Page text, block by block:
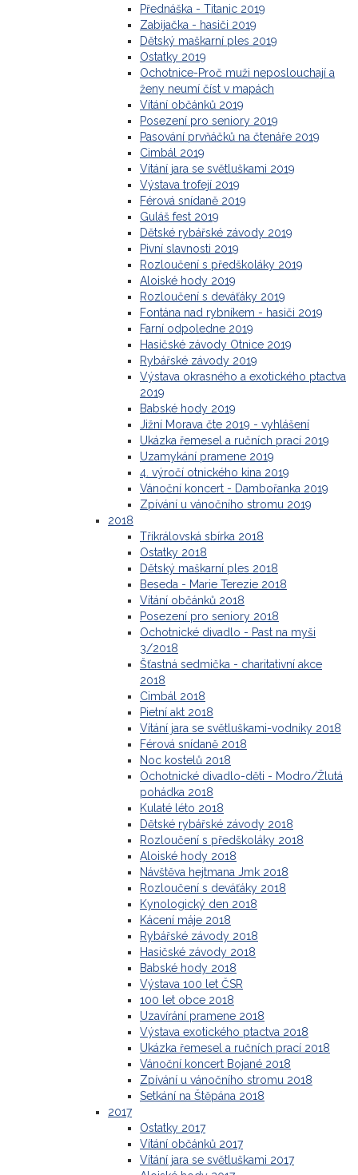
Přednáška - Titanic 2019
Zabijačka - hasiči 2019
Dětský maškarní ples 2019
Ostatky 2019
Ochotnice-Proč muži neposlouchají a
ženy neumí číst v mapách
Vítání občánků 2019
Posezení pro seniory 2019
Pasování prvňáčků na čtenáře 2019
Cimbál 2019
Vítání jara se světluškami 2019
Výstava trofejí 2019
Férová snídaně 2019
Guláš fest 2019
Dětské rybářské závody 2019
Pivní slavnosti 2019
Rozloučení s předškoláky 2019
Aloiské hody 2019
Rozloučení s deváťáky 2019
Fontána nad rybníkem - hasiči 2019
Farní odpoledne 2019
Hasičské závody Otnice 2019
Rybářské závody 2019
Výstava okrasného a exotického ptactva
2019
Babské hody 2019
Jižní Morava čte 2019 - vyhlášení
Ukázka řemesel a ručních prací 2019
Uzamykání pramene 2019
4. výročí otnického kina 2019
Vánoční koncert - Dambořanka 2019
Zpívání u vánočního stromu 2019
2018
Tříkrálovská sbírka 2018
Ostatky 2018
Dětský maškarní ples 2018
Beseda - Marie Terezie 2018
Vítání občánků 2018
Posezení pro seniory 2018
Ochotnické divadlo - Past na myši
3/2018
Šťastná sedmička - charitativní akce
2018
Cimbál 2018
Pietní akt 2018
Vítání jara se světluškami-vodníky 2018
Férová snídaně 2018
Noc kostelů 2018
Ochotnické divadlo-děti - Modro/Žlutá
pohádka 2018
Kulaté léto 2018
Dětské rybářské závody 2018
Rozloučení s předškoláky 2018
Aloiské hody 2018
Návštěva hejtmana Jmk 2018
Rozloučení s deváťáky 2018
Kynologický den 2018
Kácení máje 2018
Rybářské závody 2018
Hasičské závody 2018
Babské hody 2018
Výstava 100 let ČSR
100 let obce 2018
Uzavírání pramene 2018
Výstava exotického ptactva 2018
Ukázka řemesel a ručních prací 2018
Vánoční koncert Bojané 2018
Zpívání u vánočního stromu 2018
Setkání na Štěpána 2018
2017
Ostatky 2017
Vítání občánků 2017
Vítání jara se světluškami 2017